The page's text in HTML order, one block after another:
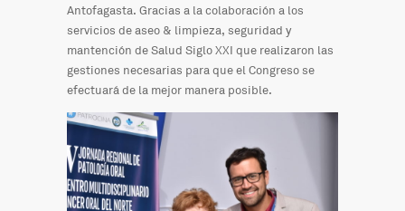
Antofagasta. Gracias a la colaboración a los
servicios de aseo & limpieza, seguridad y
mantención de Salud Siglo XXI que realizaron las
gestiones necesarias para que el Congreso se
efectuará de la mejor manera posible.